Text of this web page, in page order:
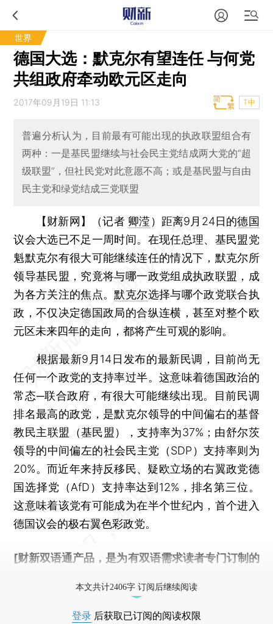
世界
德国大选：默克尔有望连任 与何党
共组政府牵动欧元区走向
2017年09月19日 11:13 T中
普遍分析认为，目前最有可能出现的执政联盟组合有
两种：一是基民盟继续与社会民主党结成两大党的“超
级联盟”，但社民党对此意愿不高；或是基民盟与自由
民主党和绿党结成三党联盟
【财新网】（记者 卿滢） 距离9月24日的德国
议会大选已不足一周时间。在现任总理、基民盟党
魁默克尔有很大可能继续连任的情况下，默克尔所
领导基民盟，究竟将与哪一政党组成执政联盟，成
为各方关注的焦点。默克尔选择与哪个政党联合执
政，不仅决定德国政局的合纵连横，甚至对整个欧
元区未来四年的走向，都将产生可观的影响。
根据最新9月14日发布的最新民调，目前尚无
任何一个政党的支持率过半。这意味着德国政治的
常态─联合政府，有很大可能继续出现。目前民调
排名最高的政党，是默克尔领导的中间偏右的基督
教民主联盟（基民盟），支持率为37%；由舒尔茨
领导的中间偏左的社会民主党（SDP）支持率则为
20%。而近年来持反移民、疑欧立场的右翼政党德
国选择党（AfD）支持率达到12%，排名第三位。
这意味着该党有可能成为在半个世纪内，首个进入
德国议会的极右翼色彩政党。
[财新双语通产品，是为有双语需求读者专门订制的
本文共计2406字 订阅后继续阅读
登录 后获取已订阅的阅读权限